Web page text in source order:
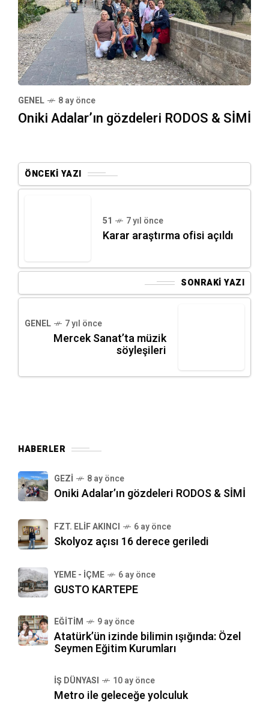
GENEL 8 ay önce
Oniki Adalar’ın gözdeleri RODOS & SİMİ
ÖNCEKI YAZI
51 7 yıl önce
Karar araştırma ofisi açıldı
SONRAKI YAZI
GENEL 7 yıl önce
Mercek Sanat’ta müzik
söyleşileri
HABERLER
GEZI 8 ay önce
Oniki Adalar’ın gözdeleri RODOS & SİMİ
FZT. ELIF AKINCI 6 ay önce
Skolyoz açısı 16 derece geriledi
YEME - İÇME 6 ay önce
GUSTO KARTEPE
EĞITIM 9 ay önce
Atatürk’ün izinde bilimin ışığında: Özel
Seymen Eğitim Kurumları
İŞ DÜNYASI 10 ay önce
Metro ile geleceğe yolculuk